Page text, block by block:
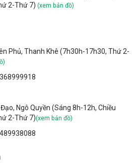
sử dụng đui E27 phổ biến trên thị
và dễ dàng thay thế, lắp đặt với mọi
2-Thứ 7) (xem bản đồ)
Phủ, Thanh Khê (7h30h-17h30, Thứ 2-
Ngô Quyền (Sáng 8h-12h, Chiều
2-Thứ 7)(xem bản đồ)